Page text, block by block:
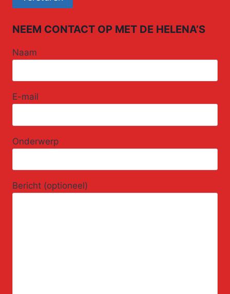
NEEM CONTACT OP MET DE HELENA’S
Naam
E-mail
Onderwerp
Bericht (optioneel)